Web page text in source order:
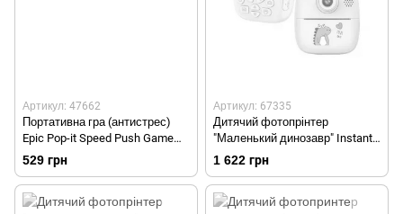
Артикул: 47662
Портативна гра (антистрес)
Epic Pop-it Speed Push Game
Bunny
529 грн
Артикул: 67335
Дитячий фотопрінтер
"Маленький динозавр" Instant
Print Epic A19 Зелений
1 622 грн